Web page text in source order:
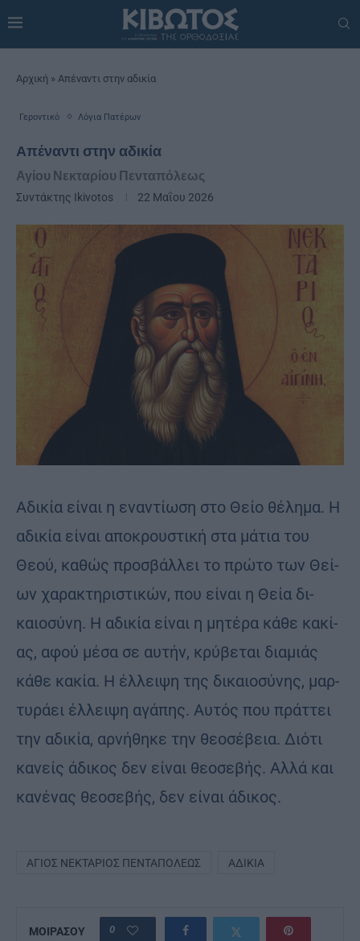
Αρχική » Απέναντι στην αδικία
Γεροντικό Λόγια Πατέρων
Απέναντι στην αδικία
Αγίου Νεκταρίου Πενταπόλεως
Συντάκτης Ikivotos 22 Μαΐου 2026
Αδι­κία εί­ναι η εναν­τί­ω­ση στο Θείο θέ­λη­μα. Η
αδι­κία εί­ναι απο­κρου­στι­κή στα μά­τια του
Θεού, κα­θώς προ­σβάλ­λει το πρώ­το των Θεί­
ων χα­ρα­κτη­ρι­στι­κών, που εί­ναι η Θεία δι­
καιο­σύ­νη. Η αδι­κία εί­ναι η μη­τέ­ρα κάθε κα­κί­
ας, αφού μέσα σε αυ­τήν, κρύ­βε­ται δια­μιάς
κάθε κα­κία. Η έλ­λει­ψη της δι­καιο­σύ­νης, μαρ­
τυ­ρά­ει έλ­λει­ψη αγά­πης. Αυ­τός που πράτ­τει
την αδι­κία, αρ­νή­θη­κε την θε­ο­σέ­βεια. Διό­τι
κα­νείς άδι­κος δεν εί­ναι θε­ο­σε­βής. Αλλά και
κα­νέ­νας θε­ο­σε­βής, δεν εί­ναι άδι­κος.
ΆΓΙΟΣ ΝΕΚΤΆΡΙΟΣ ΠΕΝΤΑΠΌΛΕΩΣ ΑΔΙΚΊΑ
ΜΟΙΡΑΣΟΥ 0